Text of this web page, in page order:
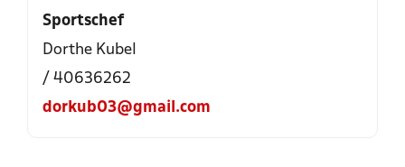
Sportschef
Dorthe Kubel
/ 40636262
dorkub03@gmail.com